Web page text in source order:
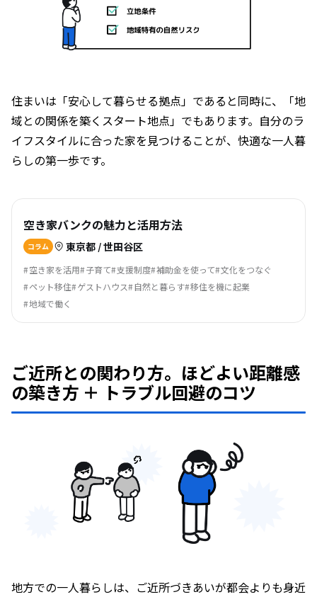
住まいは「安心して暮らせる拠点」であると同時に、「地
域との関係を築くスタート地点」でもあります。自分のラ
イフスタイルに合った家を見つけることが、快適な一人暮
らしの第一歩です。
空き家バンクの魅力と活用方法
コラム 東京都 / 世田谷区
空き家を活用 子育て 支援制度 補助金を使って 文化をつなぐ
ペット移住 ゲストハウス 自然と暮らす 移住を機に起業
地域で働く
ご近所との関わり方。ほどよい距離感
の築き方 ＋ トラブル回避のコツ
地方での一人暮らしは、ご近所づきあいが都会よりも身近